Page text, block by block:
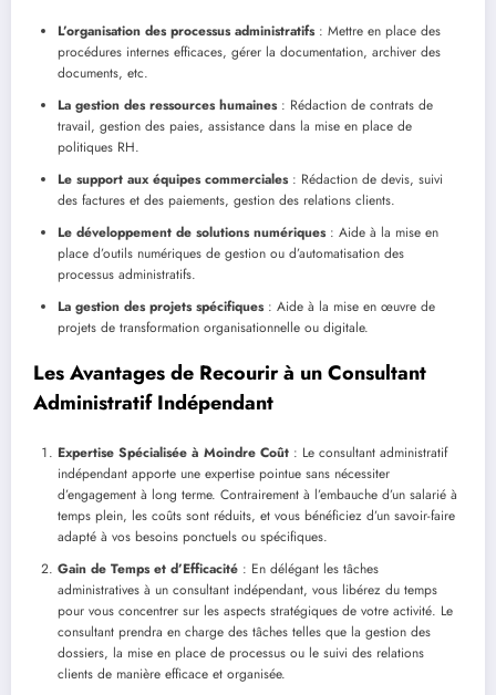
L’organisation des processus administratifs: Mettre en place des
procédures internes efficaces, gérer la documentation, archiver des
documents, etc.
La gestion des ressources humaines: Rédaction de contrats de
travail, gestion des paies, assistance dans la mise en place de
politiques RH.
Le support aux équipes commerciales: Rédaction de devis, suivi
des factures et des paiements, gestion des relations clients.
Le développement de solutions numériques: Aide à la mise en
place d’outils numériques de gestion ou d’automatisation des
processus administratifs.
La gestion des projets spécifiques: Aide à la mise en œuvre de
projets de transformation organisationnelle ou digitale.
Les Avantages de Recourir à un Consultant
Administratif Indépendant
Expertise Spécialisée à Moindre Coût : Le consultant administratif
indépendant apporte une expertise pointue sans nécessiter
d’engagement à long terme. Contrairement à l’embauche d’un salarié à
temps plein, les coûts sont réduits, et vous bénéficiez d’un savoir-faire
adapté à vos besoins ponctuels ou spécifiques.
Gain de Temps et d’Efficacité : En délégant les tâches
administratives à un consultant indépendant, vous libérez du temps
pour vous concentrer sur les aspects stratégiques de votre activité. Le
consultant prendra en charge des tâches telles que la gestion des
dossiers, la mise en place de processus ou le suivi des relations
clients de manière efficace et organisée.